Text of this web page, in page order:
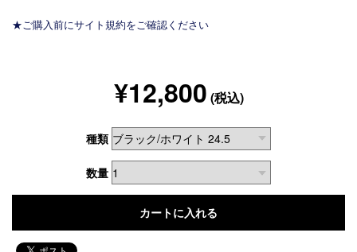
★ご購入前にサイト規約をご確認ください
¥12,800 (税込)
種類
数量